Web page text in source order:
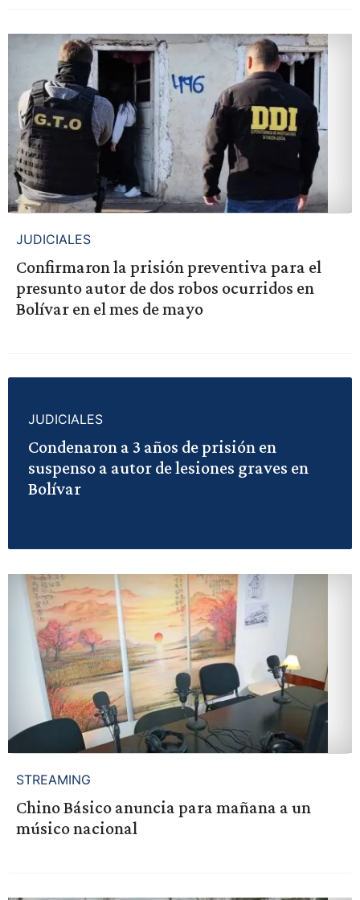
JUDICIALES
Confirmaron la prisión preventiva para el
presunto autor de dos robos ocurridos en
Bolívar en el mes de mayo
JUDICIALES
Condenaron a 3 años de prisión en
suspenso a autor de lesiones graves en
Bolívar
STREAMING
Chino Básico anuncia para mañana a un
músico nacional